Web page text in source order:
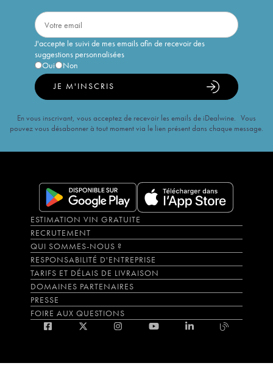
J'accepte le suivi de mes emails afin de recevoir des
suggestions personnalisées
Oui
Non
JE M'INSCRIS
En vous inscrivant, vous acceptez de recevoir les emails de iDealwine. Vous
pouvez vous désabonner à tout moment via le lien présent dans chaque message.
ESTIMATION VIN GRATUITE
RECRUTEMENT
QUI SOMMES-NOUS ?
RESPONSABILITÉ D'ENTREPRISE
TARIFS ET DÉLAIS DE LIVRAISON
DOMAINES PARTENAIRES
PRESSE
FOIRE AUX QUESTIONS